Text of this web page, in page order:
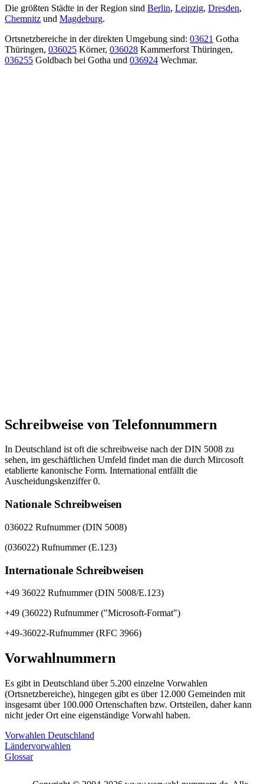
Die größten Städte in der Region sind Berlin, Leipzig, Dresden,
Chemnitz und Magdeburg.
Ortsnetzbereiche in der direkten Umgebung sind: 03621 Gotha
Thüringen, 036025 Körner, 036028 Kammerforst Thüringen,
036255 Goldbach bei Gotha und 036924 Wechmar.
Schreibweise von Telefonnummern
In Deutschland ist oft die schreibweise nach der DIN 5008 zu
sehen, im geschäftlichen Umfeld findet man die durch Mircosoft
etablierte kanonische Form. International entfällt die
Auscheidungskenziffer 0.
Nationale Schreibweisen
036022 Rufnummer (DIN 5008)
(036022) Rufnummer (E.123)
Internationale Schreibweisen
+49 36022 Rufnummer (DIN 5008/E.123)
+49 (36022) Rufnummer ("Microsoft-Format")
+49-36022-Rufnummer (RFC 3966)
Vorwahlnummern
Es gibt in Deutschland über 5.200 einzelne Vorwahlen
(Ortsnetzbereiche), hingegen gibt es über 12.000 Gemeinden mit
insgesamt über 100.000 Ortenschaften bzw. Ortsteilen, daher kann
nicht jeder Ort eine eigenständige Vorwahl haben.
Vorwahlen Deutschland
Ländervorwahlen
Glossar